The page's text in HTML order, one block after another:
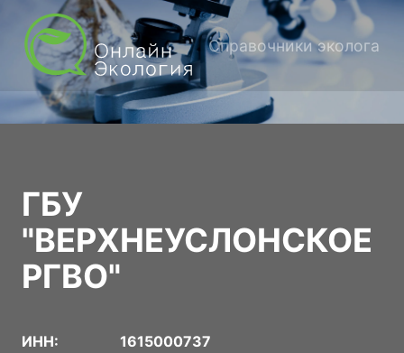
Справочники эколога
ГБУ
"ВЕРХНЕУСЛОНСКОЕ
РГВО"
ИНН:
1615000737